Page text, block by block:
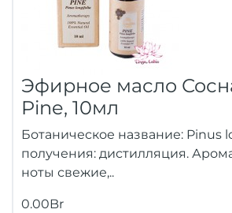
Эфирное масло
Pine, 10мл
Ботаническое название: Pinus
получения: дистилляция.
ноты свежие,..
0.00Br